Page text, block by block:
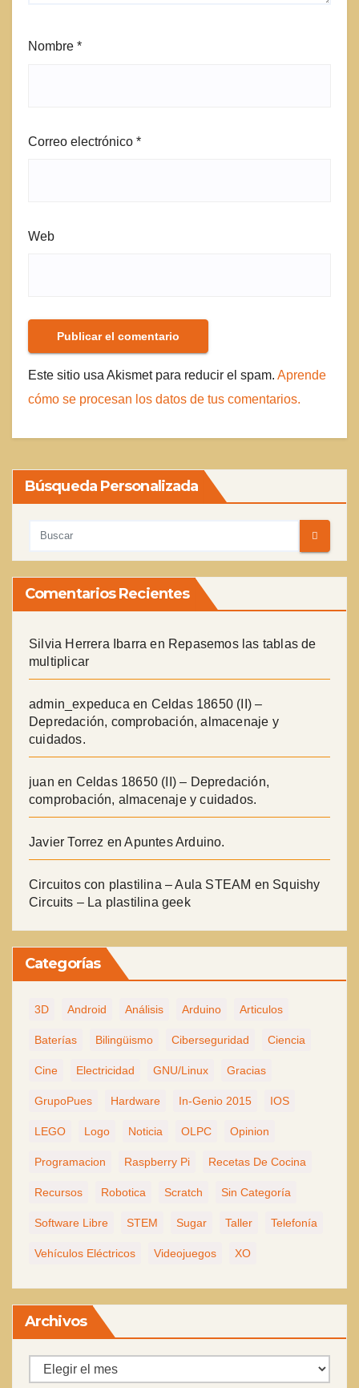
Nombre *
Correo electrónico *
Web
Este sitio usa Akismet para reducir el spam. Aprende
cómo se procesan los datos de tus comentarios.
Búsqueda Personalizada
Comentarios Recientes
Silvia Herrera Ibarra en Repasemos las tablas de
multiplicar
admin_expeduca en Celdas 18650 (II) –
Depredación, comprobación, almacenaje y
cuidados.
juan en Celdas 18650 (II) – Depredación,
comprobación, almacenaje y cuidados.
Javier Torrez enApuntes Arduino.
Circuitos con plastilina – Aula STEAM en Squishy
Circuits – La plastilina geek
Categorías
3D Android Análisis Arduino Articulos
Baterías Bilingüismo Ciberseguridad Ciencia
Cine Electricidad GNU/Linux Gracias
GrupoPues Hardware In-Genio 2015 IOS
LEGO Logo Noticia OLPC Opinion
Programacion Raspberry Pi Recetas De Cocina
Recursos Robotica Scratch Sin Categoría
Software Libre STEM Sugar Taller Telefonía
Vehículos Eléctricos Videojuegos XO
Archivos
Archivos